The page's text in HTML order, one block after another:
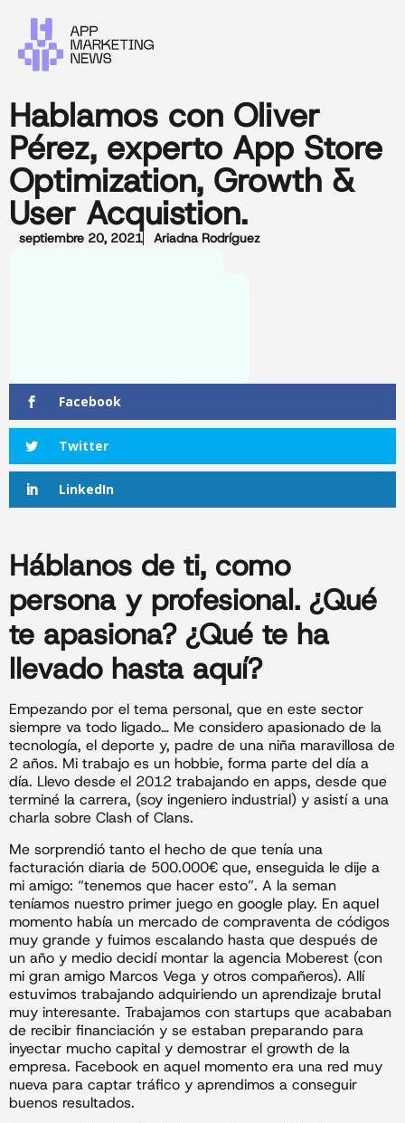
Hablamos con Oliver
Pérez, experto App Store
Optimization, Growth &
User Acquistion.
septiembre 20, 2021 Ariadna Rodríguez
Facebook
Twitter
LinkedIn
Háblanos de ti, como
persona y profesional. ¿Qué
te apasiona? ¿Qué te ha
llevado hasta aquí?
Empezando por el tema personal, que en este sector
siempre va todo ligado… Me considero apasionado de la
tecnología, el deporte y, padre de una niña maravillosa de
2 años. Mi trabajo es un hobbie, forma parte del día a
día. Llevo desde el 2012 trabajando en apps, desde que
terminé la carrera, (soy ingeniero industrial) y asistí a una
charla sobre Clash of Clans.
Me sorprendió tanto el hecho de que tenía una
facturación diaria de 500.000€ que, enseguida le dije a
mi amigo: “tenemos que hacer esto”. A la seman
teníamos nuestro primer juego en google play. En aquel
momento había un mercado de compraventa de códigos
muy grande y fuimos escalando hasta que después de
un año y medio decidí montar la agencia Moberest (con
mi gran amigo Marcos Vega y otros compañeros). Allí
estuvimos trabajando adquiriendo un aprendizaje brutal
muy interesante. Trabajamos con startups que acababan
de recibir financiación y se estaban preparando para
inyectar mucho capital y demostrar el growth de la
empresa. Facebook en aquel momento era una red muy
nueva para captar tráfico y aprendimos a conseguir
buenos resultados.